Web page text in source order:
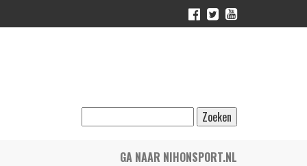
GA NAAR NIHONSPORT.NL